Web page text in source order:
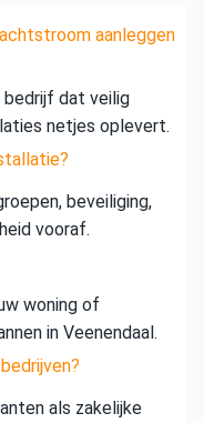
aanleggen
dat veilig
netjes oplevert.
beveiliging,
vooraf.
woning of
in Veenendaal.
als zakelijke